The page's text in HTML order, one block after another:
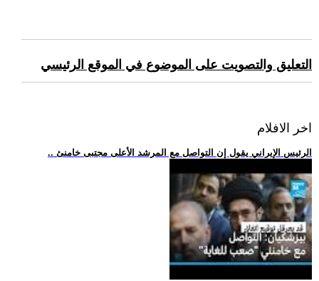
التعليق والتصويت على الموضوع في الموقع الرئيسي
اخر الافلام
.. الرئيس الإيراني يقول إن التواصل مع المرشد الأعلى مجتبى خامنئ